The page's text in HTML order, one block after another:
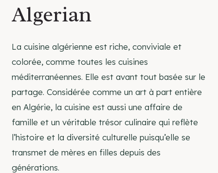
Algerian
La cuisine algérienne est riche, conviviale et
colorée, comme toutes les cuisines
méditerranéennes. Elle est avant tout basée sur le
partage. Considérée comme un art à part entière
en Algérie, la cuisine est aussi une affaire de
famille et un véritable trésor culinaire qui reflète
l’histoire et la diversité culturelle puisqu’elle se
transmet de mères en filles depuis des
générations.